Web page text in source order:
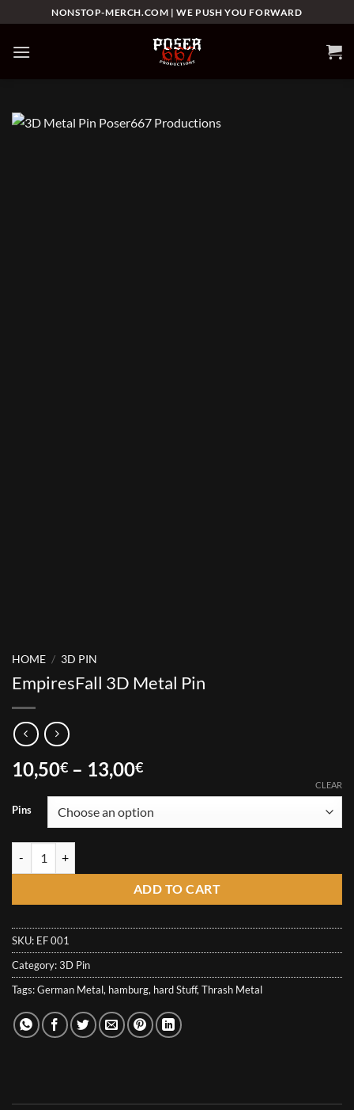
to
content
NONSTOP-MERCH.COM | WE PUSH YOU FORWARD
HOME / 3D PIN
EmpiresFall 3D Metal Pin
10,50€ – 13,00€Price
10,50€
through
Pins
CLEAR
ADD TO CART
SKU: EF 001
Category:3D Pin
Tags:German Metal, hamburg, hard Stuff, Thrash Metal